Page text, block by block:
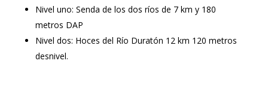
Nivel uno: Senda de los dos ríos de 7 km y 180
metros DAP
Nivel dos: Hoces del Río Duratón 12 km 120 metros
desnivel.